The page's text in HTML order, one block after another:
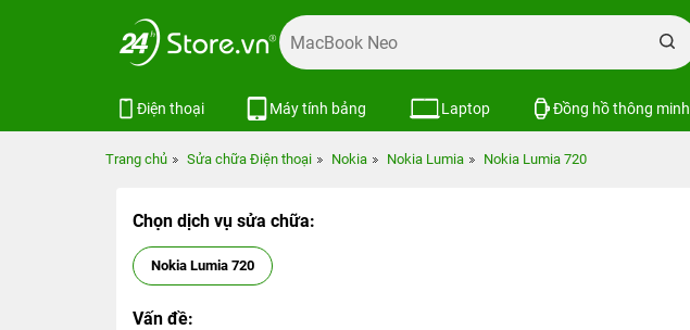
Điện thoại Máy tính bảng Laptop Đồng hồ thông minh
Trang chủ Sửa chữa Điện thoại Nokia Nokia Lumia Nokia Lumia 720
Chọn dịch vụ sửa chữa:
Nokia Lumia 720
Vấn đề: